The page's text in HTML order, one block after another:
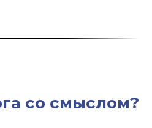
со смыслом?